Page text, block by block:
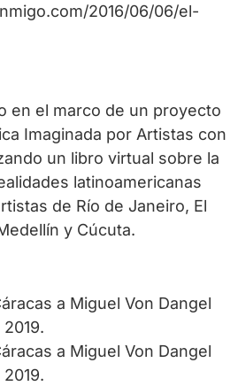
2016/06/06/el-
en el marco de un proyecto
Imaginada por Artistas con
un libro virtual sobre la
latinoamericanas
de Río de Janeiro, El
y Cúcuta.
a Miguel Von Dangel
a Miguel Von Dangel